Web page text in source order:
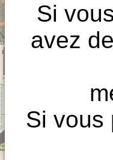
Si
avez
Si vous